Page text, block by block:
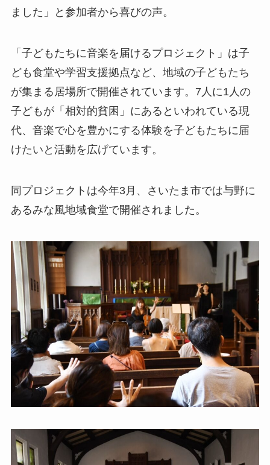
ました」と参加者から喜びの声。
「子どもたちに音楽を届けるプロジェクト」は子
ども食堂や学習支援拠点など、地域の子どもたち
が集まる居場所で開催されています。7人に1人の
子どもが「相対的貧困」にあるといわれている現
代、音楽で心を豊かにする体験を子どもたちに届
けたいと活動を広げています。
同プロジェクトは今年3月、さいたま市では与野に
あるみな風地域食堂で開催されました。